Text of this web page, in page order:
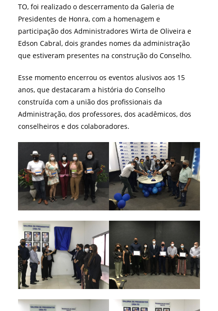
TO, foi realizado o descerramento da Galeria de
Presidentes de Honra, com a homenagem e
participação dos Administradores Wirta de Oliveira e
Edson Cabral, dois grandes nomes da administração
que estiveram presentes na construção do Conselho.
Esse momento encerrou os eventos alusivos aos 15
anos, que destacaram a história do Conselho
construída com a união dos profissionais da
Administração, dos professores, dos acadêmicos, dos
conselheiros e dos colaboradores.